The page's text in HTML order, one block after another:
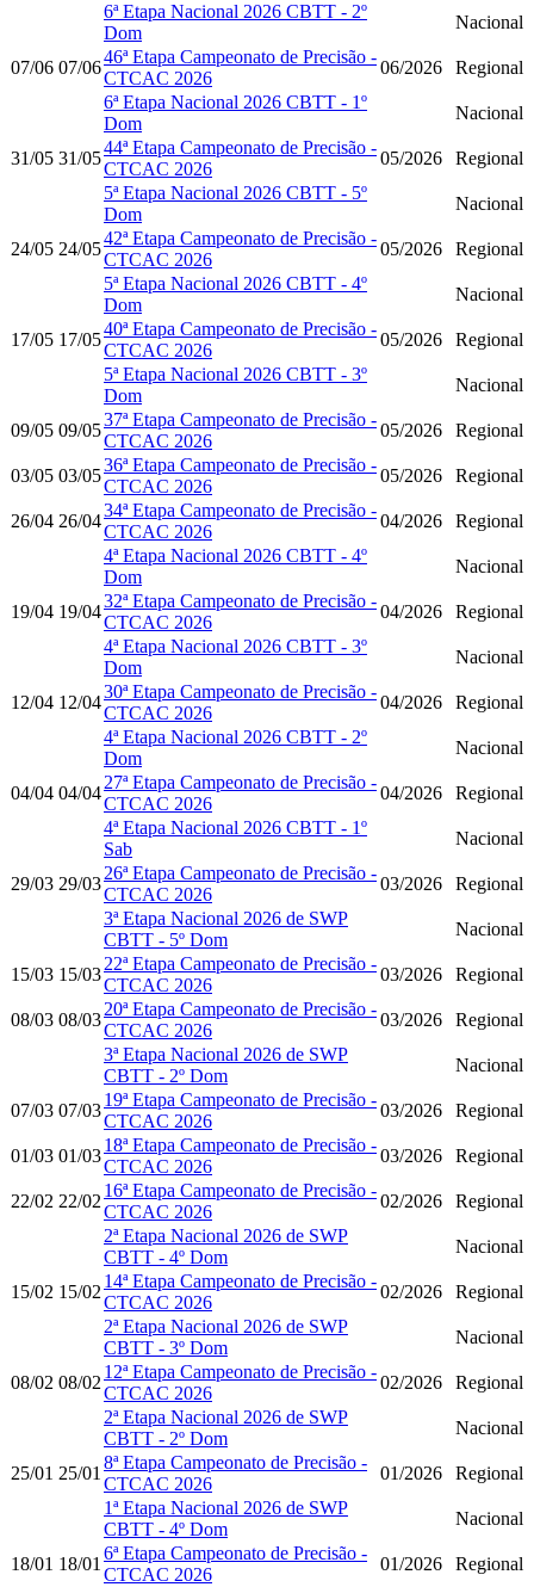
6ª Etapa Nacional 2026 CBTT - 2º
Dom
Nacional
07/06 07/06
46ª Etapa Campeonato de Precisão -
CTCAC 2026
06/2026
Regional
6ª Etapa Nacional 2026 CBTT - 1º
Dom
Nacional
31/05 31/05
44ª Etapa Campeonato de Precisão -
CTCAC 2026
05/2026
Regional
5ª Etapa Nacional 2026 CBTT - 5º
Dom
Nacional
24/05 24/05
42ª Etapa Campeonato de Precisão -
CTCAC 2026
05/2026
Regional
5ª Etapa Nacional 2026 CBTT - 4º
Dom
Nacional
17/05 17/05
40ª Etapa Campeonato de Precisão -
CTCAC 2026
05/2026
Regional
5ª Etapa Nacional 2026 CBTT - 3º
Dom
Nacional
09/05 09/05
37ª Etapa Campeonato de Precisão -
CTCAC 2026
05/2026 Regional
03/05 03/05
36ª Etapa Campeonato de Precisão -
CTCAC 2026
05/2026 Regional
26/04 26/04
34ª Etapa Campeonato de Precisão -
CTCAC 2026
04/2026
Regional
4ª Etapa Nacional 2026 CBTT - 4º
Dom
Nacional
19/04 19/04
32ª Etapa Campeonato de Precisão -
CTCAC 2026
04/2026
Regional
4ª Etapa Nacional 2026 CBTT - 3º
Dom
Nacional
12/04 12/04
30ª Etapa Campeonato de Precisão -
CTCAC 2026
04/2026
Regional
4ª Etapa Nacional 2026 CBTT - 2º
Dom
Nacional
04/04 04/04
27ª Etapa Campeonato de Precisão -
CTCAC 2026
04/2026
Regional
4ª Etapa Nacional 2026 CBTT - 1º
Sab
Nacional
29/03 29/03
26ª Etapa Campeonato de Precisão -
CTCAC 2026
03/2026
Regional
3ª Etapa Nacional 2026 de SWP
CBTT - 5º Dom
Nacional
15/03 15/03
22ª Etapa Campeonato de Precisão -
CTCAC 2026
03/2026 Regional
08/03 08/03
20ª Etapa Campeonato de Precisão -
CTCAC 2026
03/2026
Regional
3ª Etapa Nacional 2026 de SWP
CBTT - 2º Dom
Nacional
07/03 07/03
19ª Etapa Campeonato de Precisão -
CTCAC 2026
03/2026 Regional
01/03 01/03
18ª Etapa Campeonato de Precisão -
CTCAC 2026
03/2026 Regional
22/02 22/02
16ª Etapa Campeonato de Precisão -
CTCAC 2026
02/2026
Regional
2ª Etapa Nacional 2026 de SWP
CBTT - 4º Dom
Nacional
15/02 15/02
14ª Etapa Campeonato de Precisão -
CTCAC 2026
02/2026
Regional
2ª Etapa Nacional 2026 de SWP
CBTT - 3º Dom
Nacional
08/02 08/02
12ª Etapa Campeonato de Precisão -
CTCAC 2026
02/2026
Regional
2ª Etapa Nacional 2026 de SWP
CBTT - 2º Dom
Nacional
25/01 25/01
8ª Etapa Campeonato de Precisão -
CTCAC 2026
01/2026
Regional
1ª Etapa Nacional 2026 de SWP
CBTT - 4º Dom
Nacional
18/01 18/01
6ª Etapa Campeonato de Precisão -
CTCAC 2026
01/2026
Regional